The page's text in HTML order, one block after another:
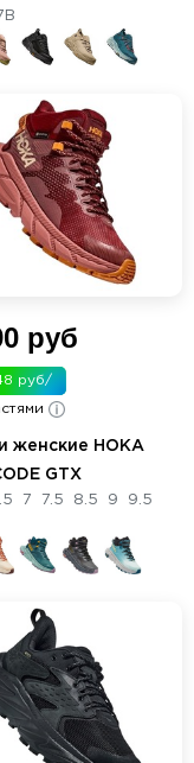
руб
руб/
женские HOKA
GTX
7 7.5 8.5 9
9.5